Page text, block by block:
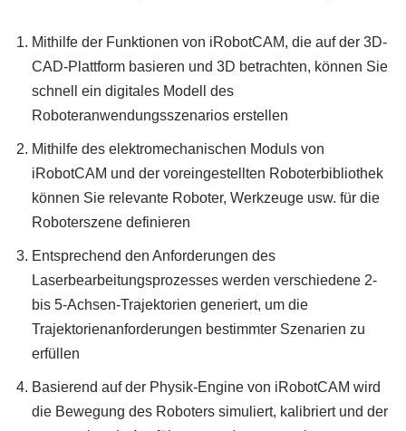
Mithilfe der Funktionen von iRobotCAM, die auf der 3D-
CAD-Plattform basieren und 3D betrachten, können Sie
schnell ein digitales Modell des
Roboteranwendungsszenarios erstellen
Mithilfe des elektromechanischen Moduls von
iRobotCAM und der voreingestellten Roboterbibliothek
können Sie relevante Roboter, Werkzeuge usw. für die
Roboterszene definieren
Entsprechend den Anforderungen des
Laserbearbeitungsprozesses werden verschiedene 2-
bis 5-Achsen-Trajektorien generiert, um die
Trajektorienanforderungen bestimmter Szenarien zu
erfüllen
Basierend auf der Physik-Engine von iRobotCAM wird
die Bewegung des Roboters simuliert, kalibriert und der